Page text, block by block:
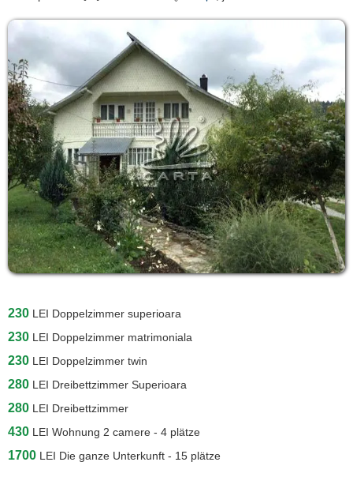
230 LEI Doppelzimmer superioara
230 LEI Doppelzimmer matrimoniala
230 LEI Doppelzimmer twin
280 LEI Dreibettzimmer Superioara
280 LEI Dreibettzimmer
430 LEI Wohnung 2 camere - 4 plätze
1700 LEI Die ganze Unterkunft - 15 plätze